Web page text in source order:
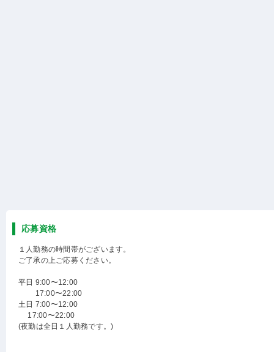
応募資格
１人勤務の時間帯がございます。
ご了承の上ご応募ください。
平日 9:00〜12:00
17:00〜22:00
土日 7:00〜12:00
17:00〜22:00
(夜勤は全日１人勤務です。)